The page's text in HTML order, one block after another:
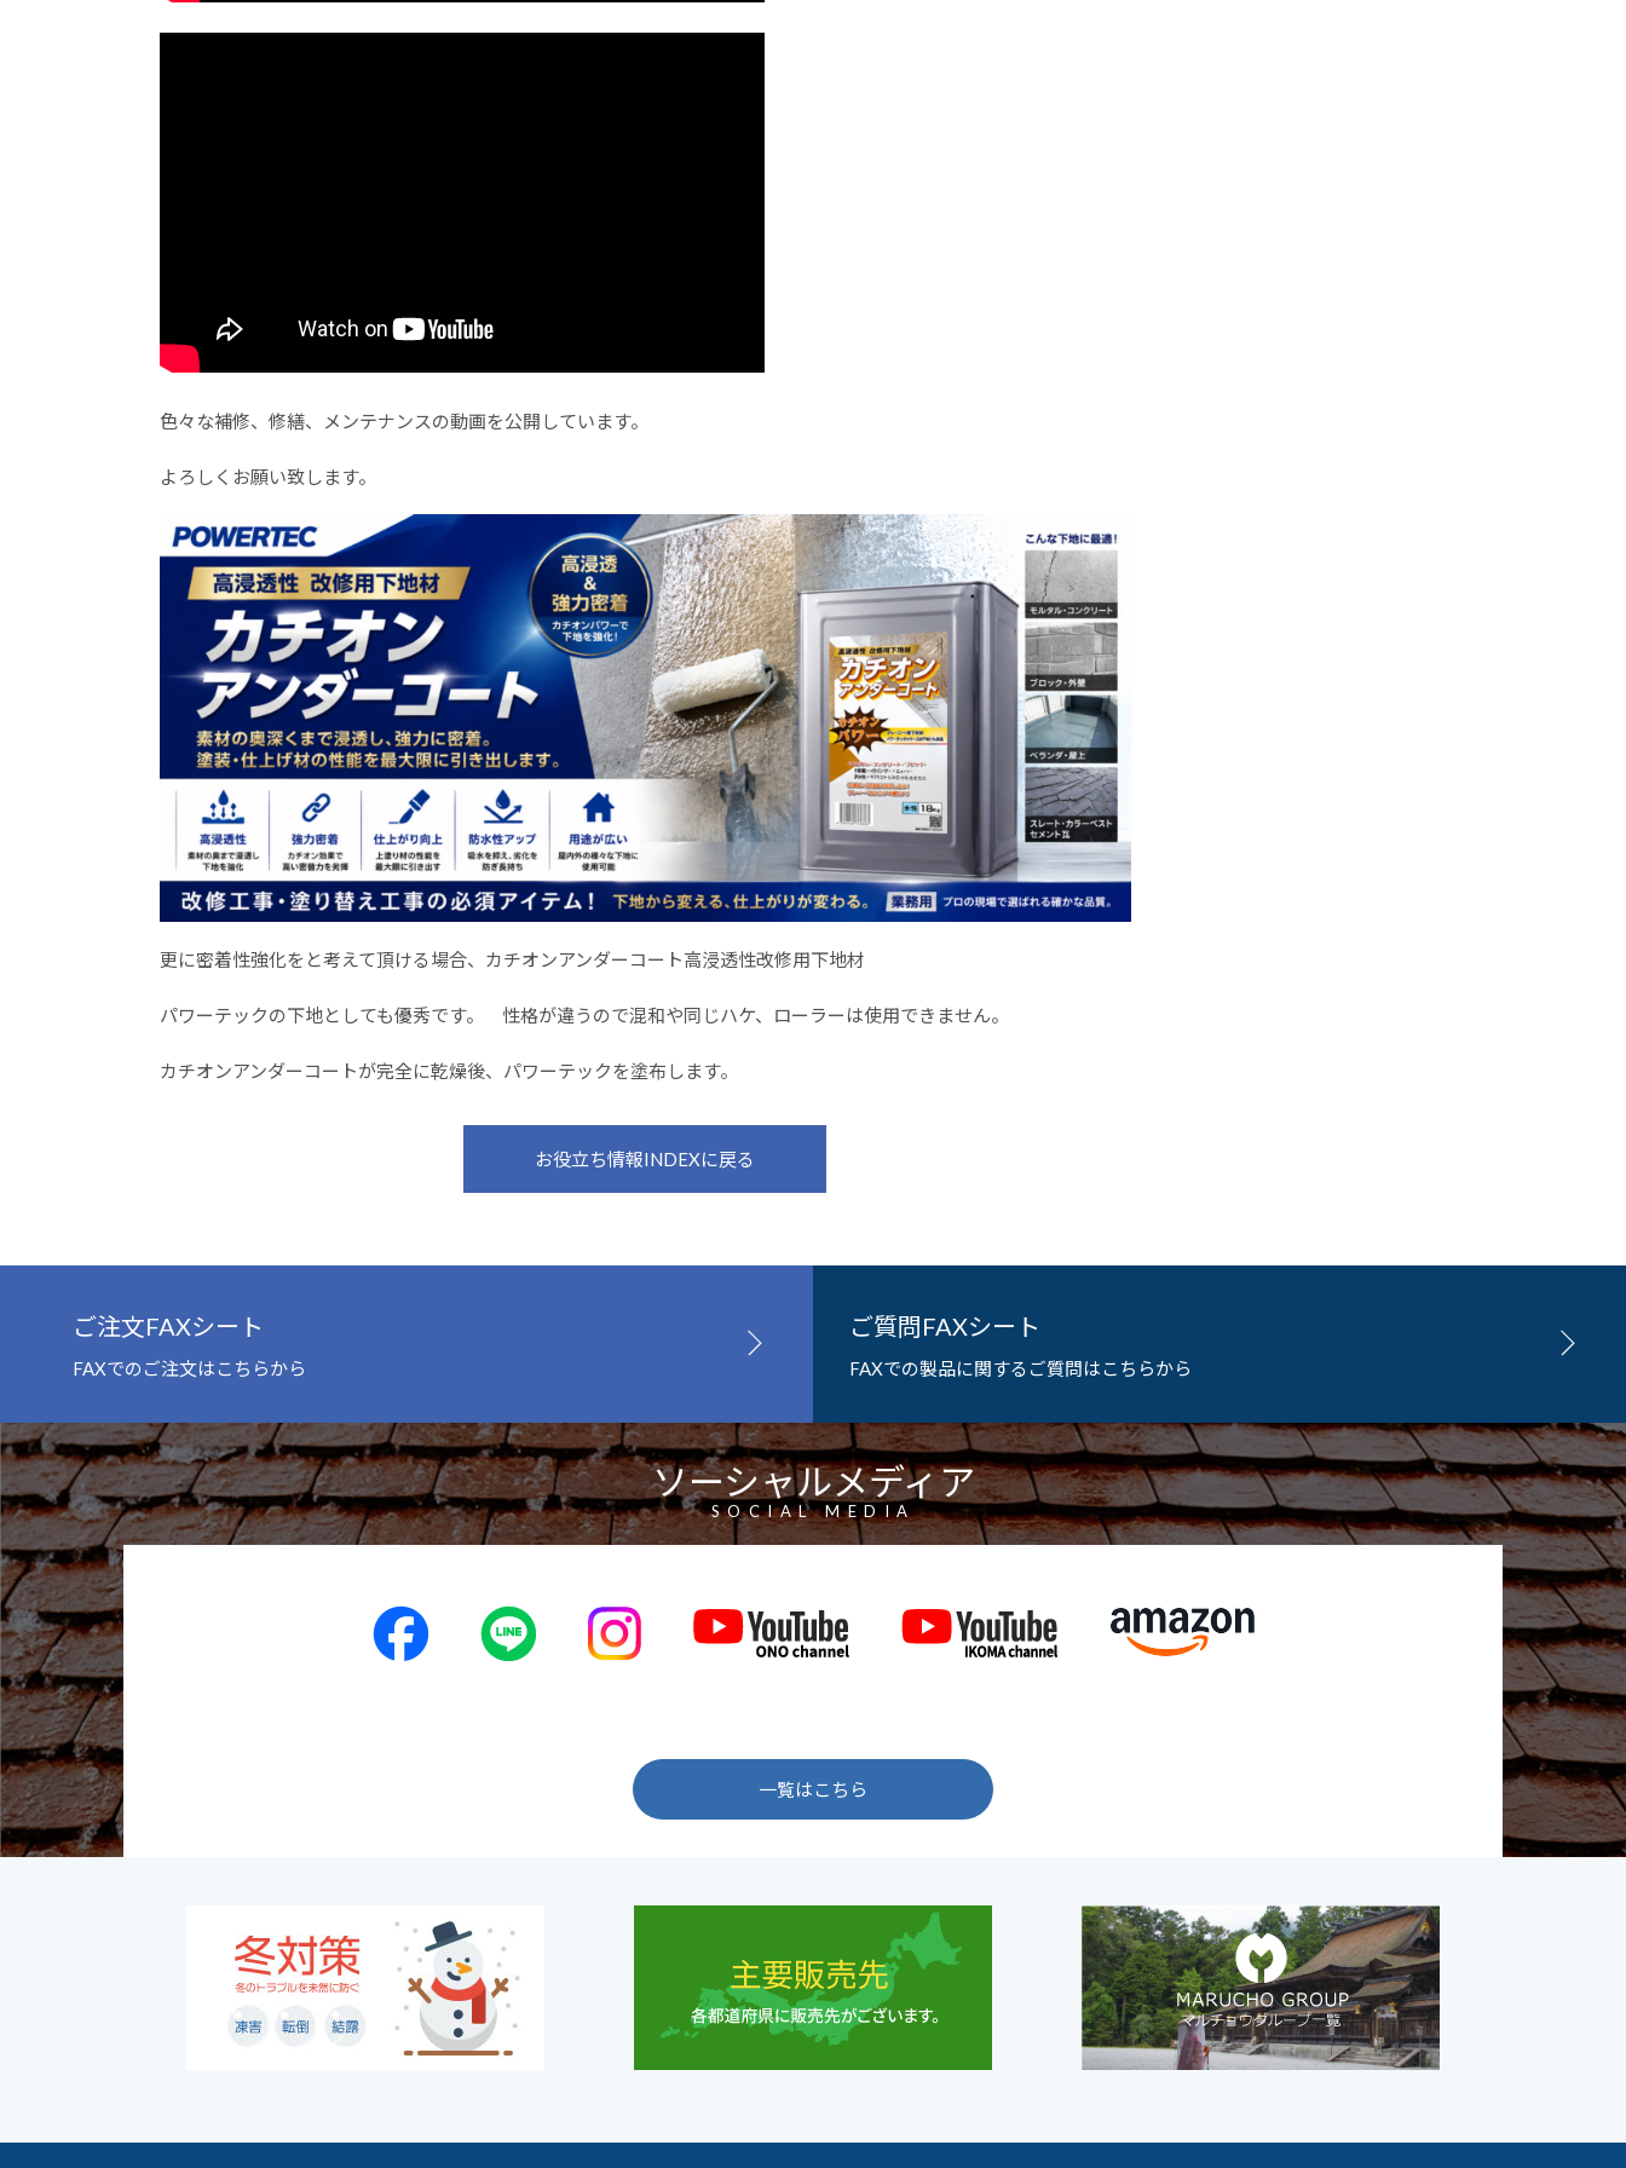
色々な補修、修繕、メンテナンスの動画を公開しています。
よろしくお願い致します。
更に密着性強化をと考えて頂ける場合、カチオンアンダーコート高浸透性改修用下地材
パワーテックの下地としても優秀です。 性格が違うので混和や同じハケ、ローラーは使用できません。
カチオンアンダーコートが完全に乾燥後、パワーテックを塗布します。
お役立ち情報INDEXに戻る
ご注文FAXシート
FAXでのご注文はこちらから
ご質問FAXシート
FAXでの製品に関するご質問はこちらから
ソーシャルメディア
SOCIAL MEDIA
一覧はこちら